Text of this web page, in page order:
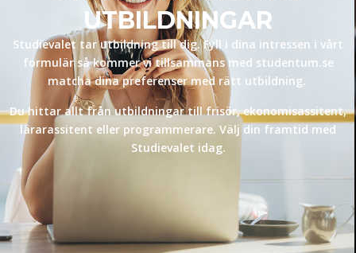
UTBILDNINGAR
Studievalet tar utbildning till dig. Fyll i dina intressen i vårt
formulär så kommer vi tillsammans med studentum.se
matcha dina preferenser med rätt utbildning.
Du hittar allt från utbildningar till frisör, ekonomisassitent,
lärarassitent eller programmerare. Välj din framtid med
Studievalet idag.